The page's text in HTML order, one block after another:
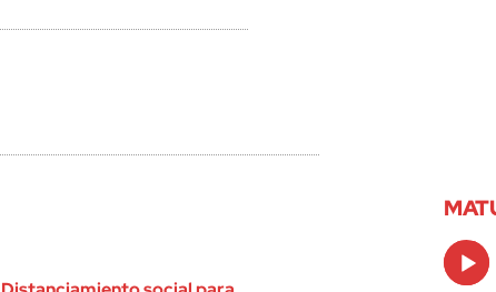
Audio
Player